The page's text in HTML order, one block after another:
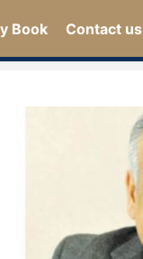
Book Contact us